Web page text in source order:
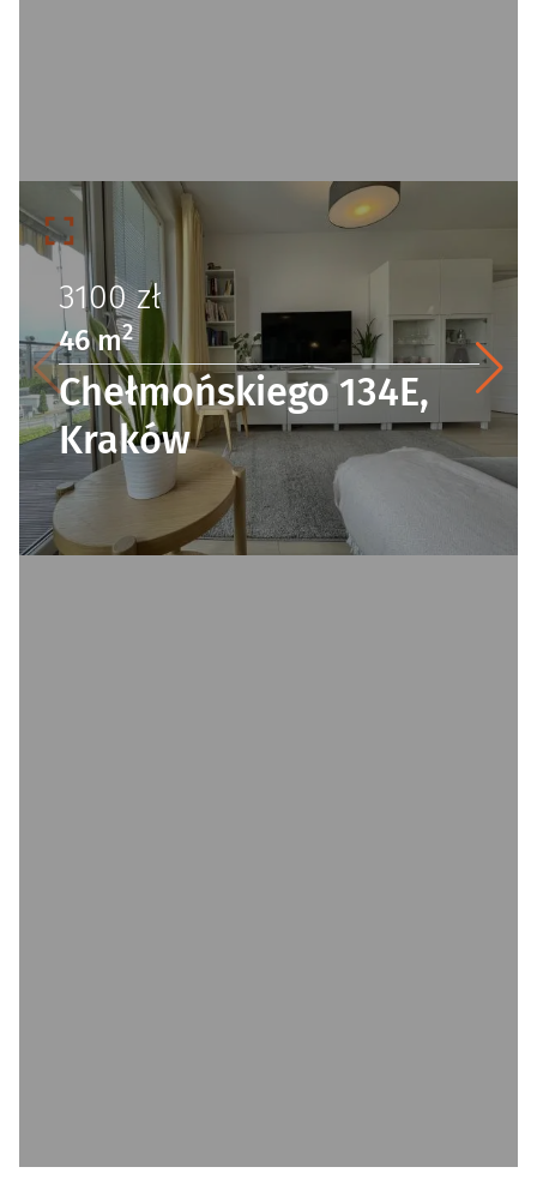
3100zł
46 m2
Chełmońskiego 134E,
Kraków